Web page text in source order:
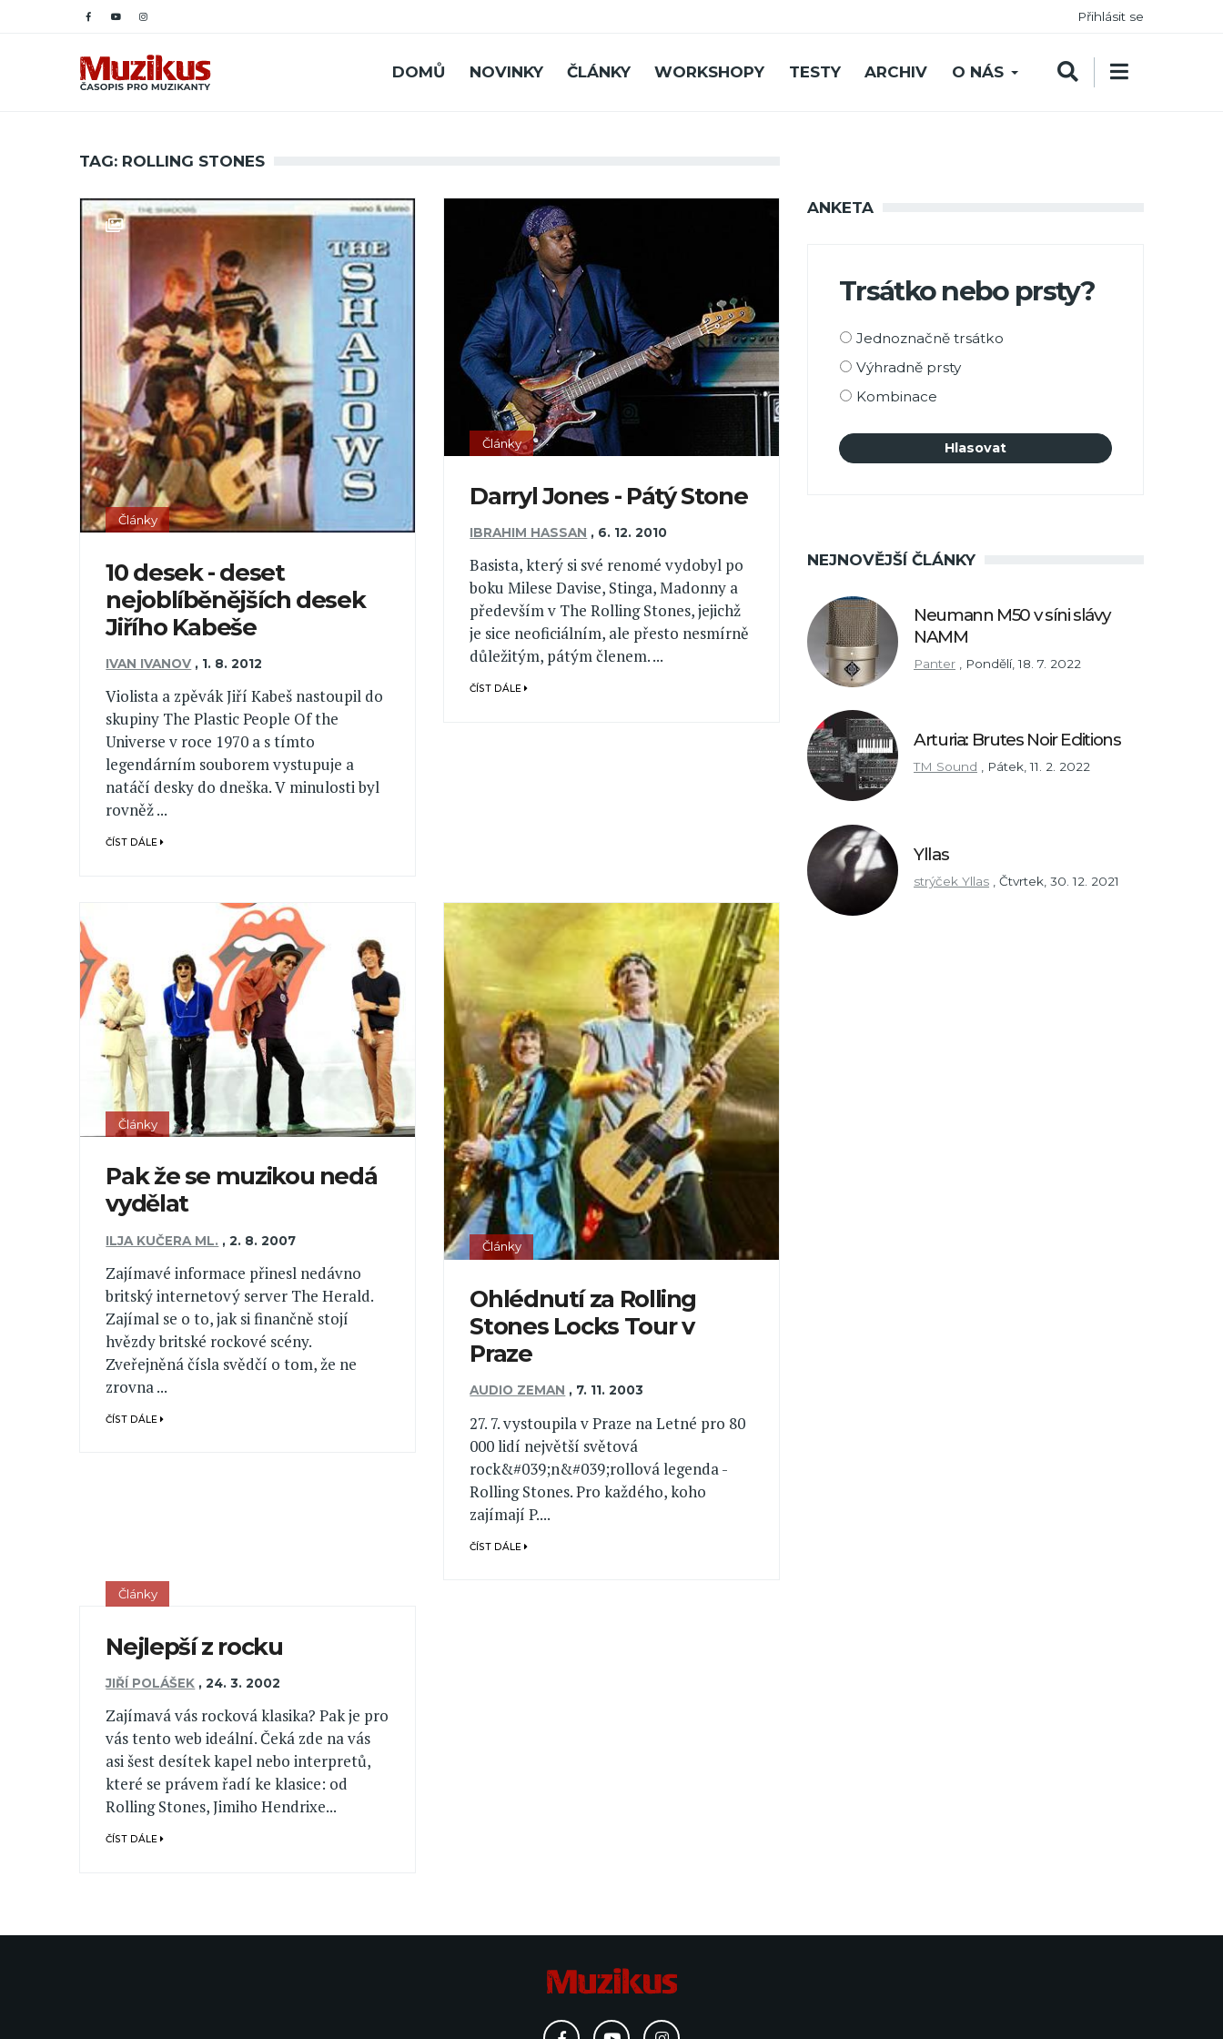
Přihlásit se
DOMŮ NOVINKY ČLÁNKY WORKSHOPY TESTY ARCHIV O NÁS
TAG: ROLLING STONES
Články
10 desek - deset
nejoblíběnějších desek
Jiřího Kabeše
IVAN IVANOV , 1. 8. 2012
Violista a zpěvák Jiří Kabeš nastoupil do
skupiny The Plastic People Of the
Universe v roce 1970 a s tímto
legendárním souborem vystupuje a
natáčí desky do dneška. V minulosti byl
rovněž ...
ČÍST DÁLE
Články
Darryl Jones - Pátý Stone
IBRAHIM HASSAN , 6. 12. 2010
Basista, který si své renomé vydobyl po
boku Milese Davise, Stinga, Madonny a
především v The Rolling Stones, jejichž
je sice neoficiálním, ale přesto nesmírně
důležitým, pátým členem. ...
ČÍST DÁLE
Články
Pak že se muzikou nedá
vydělat
ILJA KUČERA ML. ,2. 8. 2007
Zajímavé informace přinesl nedávno
britský internetový server The Herald.
Zajímal se o to, jak si finančně stojí
hvězdy britské rockové scény.
Zveřejněná čísla svědčí o tom, že ne
zrovna ...
ČÍST DÁLE
Články
Ohlédnutí za Rolling
Stones Locks Tour v
Praze
AUDIO ZEMAN , 7. 11. 2003
27. 7. vystoupila v Praze na Letné pro 80
000 lidí největší světová
rock&#039;n&#039;rollová legenda -
Rolling Stones. Pro každého, koho
zajímají P....
ČÍST DÁLE
Články
Nejlepší z rocku
JIŘÍ POLÁŠEK ,24. 3. 2002
Zajímavá vás rocková klasika? Pak je pro
vás tento web ideální. Čeká zde na vás
asi šest desítek kapel nebo interpretů,
které se právem řadí ke klasice: od
Rolling Stones, Jimiho Hendrixe...
ČÍST DÁLE
ANKETA
Trsátko nebo prsty?
Možnosti
Jednoznačně trsátko
Výhradně prsty
Kombinace
NEJNOVĚJŠÍ ČLÁNKY
Neumann M50 v síni slávy
NAMM
Panter Pondělí, 18. 7. 2022
Arturia: Brutes Noir Editions
TM Sound Pátek, 11. 2. 2022
Yllas
strýček Yllas Čtvrtek, 30. 12. 2021